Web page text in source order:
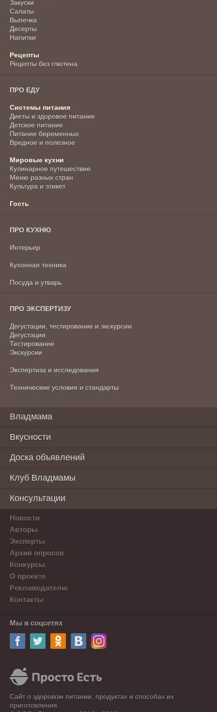
Закуски
Салаты
Выпечка
Десерты
Напитки
Рецепты
Рецепты без глютена
ПРО ЕДУ
Системы питания
Диеты и здоровое питание
Детское питание
Питание беременных
Вредное и полезное
Мировые кухни
Кулинарное путешествие
Меню разных стран
Культура и этикет
Гость
ПРО КУХНЮ
Интерьер
Кухонная техника
Посуда и утварь
ПРО ЭКСПЕРТИЗУ
Дегустации, тестирование и экскурсии
Дегустации
Тестирование
Экскурсии
Экспертиза и исследования
Технические условия и стандарты
Владмама
Вкусности
Доска объявлений
Клуб Владмамы
Консультации
Новости
Авторы
Эксперты
Архив опросов
Конкурсы
О проекте
Рекламодателю
Контакты
Мы в соцсетях
Сайт о здоровом питании, продуктах и способах их
приготовления.